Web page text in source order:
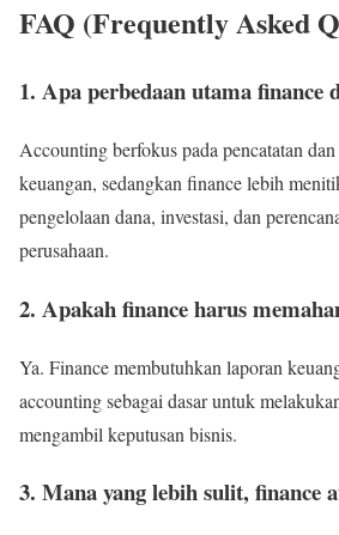
FAQ (Frequently Asked
1. Apa perbedaan utama finance
Accounting berfokus pada pencatatan
keuangan, sedangkan finance lebih
pengelolaan dana, investasi, dan
perusahaan.
2. Apakah finance harus
Ya. Finance membutuhkan laporan
accounting sebagai dasar untuk
mengambil keputusan bisnis.
3. Mana yang lebih sulit, finance